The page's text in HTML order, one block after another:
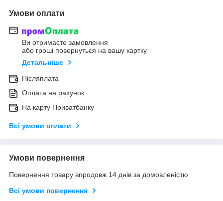
Умови оплати
Ви отримаєте замовлення
або гроші повернуться на вашу картку
Детальніше
Післяплата
Оплата на рахунок
На карту Приватбанку
Всі умови оплати
Умови повернення
Повернення товару впродовж 14 днів за домовленістю
Всі умови повернення